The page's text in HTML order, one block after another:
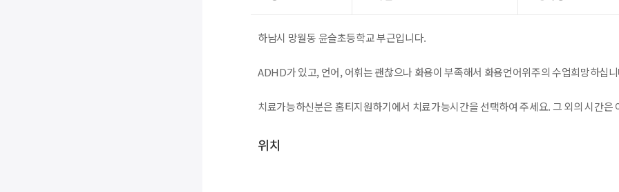
하남시 망월동 윤슬초등학교 부근입니다.
ADHD가 있고, 언어, 어휘는 괜찮으나 화용이 부족해서 화용언어위주의 수업희망하십
치료가능하신분은 홈티지원하기에서 치료가능시간을 선택하여 주세요. 그 외의 시간은
위치